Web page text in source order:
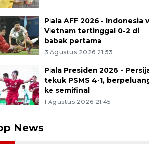
Piala AFF 2026 - Indonesia
Vietnam tertinggal 0-2 di
babak pertama
3 Agustus 2026 21:53
Piala Presiden 2026 -
tekuk PSMS 4-1,
ke semifinal
1 Agustus 2026 21:45
News